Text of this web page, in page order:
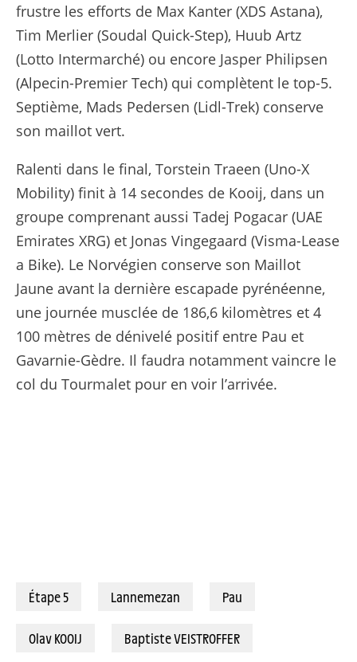
frustre les efforts de Max Kanter (XDS Astana),
Tim Merlier (Soudal Quick-Step), Huub Artz
(Lotto Intermarché) ou encore Jasper Philipsen
(Alpecin-Premier Tech) qui complètent le top-5.
Septième, Mads Pedersen (Lidl-Trek) conserve
son maillot vert.
Ralenti dans le final, Torstein Traeen (Uno-X
Mobility) finit à 14 secondes de Kooij, dans un
groupe comprenant aussi Tadej Pogacar (UAE
Emirates XRG) et Jonas Vingegaard (Visma-Lease
a Bike). Le Norvégien conserve son Maillot
Jaune avant la dernière escapade pyrénéenne,
une journée musclée de 186,6 kilomètres et 4
100 mètres de dénivelé positif entre Pau et
Gavarnie-Gèdre. Il faudra notamment vaincre le
col du Tourmalet pour en voir l’arrivée.
Étape 5 Lannemezan Pau
Olav KOOIJ Baptiste VEISTROFFER